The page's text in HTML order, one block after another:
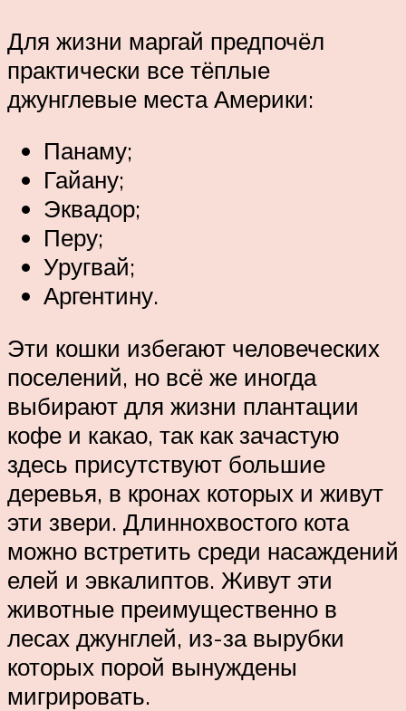
Для жизни маргай предпочёл
практически все тёплые
джунглевые места Америки:
Панаму;
Гайану;
Эквадор;
Перу;
Уругвай;
Аргентину.
Эти кошки избегают человеческих
поселений, но всё же иногда
выбирают для жизни плантации
кофе и какао, так как зачастую
здесь присутствуют большие
деревья, в кронах которых и живут
эти звери. Длиннохвостого кота
можно встретить среди насаждений
елей и эвкалиптов. Живут эти
животные преимущественно в
лесах джунглей, из-за вырубки
которых порой вынуждены
мигрировать.